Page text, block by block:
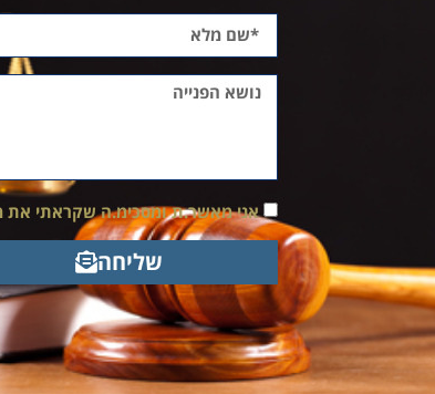
אני מאשר.ת ומסכימ.ה שקראתי את
שליחה